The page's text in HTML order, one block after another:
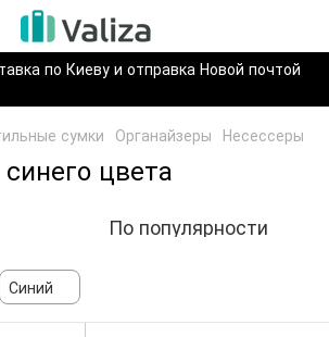
по Киеву и отправка Новой почтой
сумки Органайзеры Несессеры
цвета
По популярности
Синий